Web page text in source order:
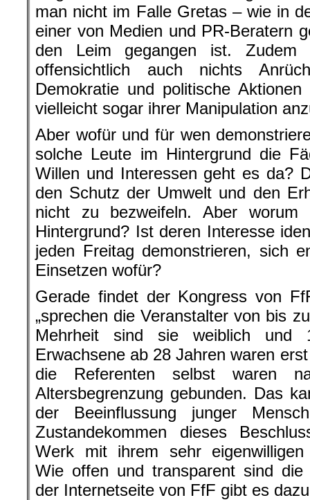
man nicht im Falle Gretas – wie in
einer von Medien und PR-Beratern
den Leim gegangen ist. Zudem
offensichtlich auch nichts
Demokratie und politische
vielleicht sogar ihrer Manipulation
Aber wofür und für wen
solche Leute im Hintergrund die
Willen und Interessen geht es da?
den Schutz der Umwelt und den
nicht zu bezweifeln. Aber
Hintergrund? Ist deren Interesse
jeden Freitag demonstrieren, sich
Einsetzen wofür?
Gerade findet der Kongress von
„sprechen die Veranstalter von bis
Mehrheit sind sie weiblich
Erwachsene ab 28 Jahren waren
die Referenten selbst waren
Altersbegrenzung gebunden. Das
der Beeinflussung junger
Zustandekommen dieses
Werk mit ihrem sehr eigenwilligen
Wie offen und transparent sind die
der Internetseite von FfF gibt es